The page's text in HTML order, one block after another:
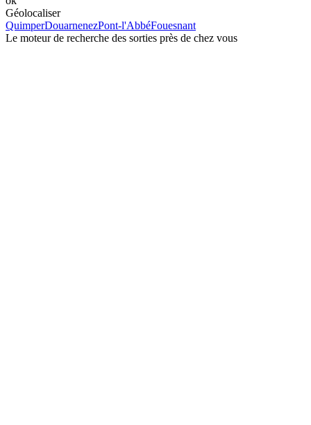
Géolocaliser
QuimperDouarnenezPont-l'AbbéFouesnant
Le moteur de recherche des sorties près de chez vous